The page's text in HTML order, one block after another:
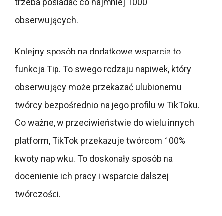
trzeba posiadać co najmniej 1000
obserwujących.
Kolejny sposób na dodatkowe wsparcie to
funkcja Tip. To swego rodzaju napiwek, który
obserwujący może przekazać ulubionemu
twórcy bezpośrednio na jego profilu w TikToku.
Co ważne, w przeciwieństwie do wielu innych
platform, TikTok przekazuje twórcom 100%
kwoty napiwku. To doskonały sposób na
docenienie ich pracy i wsparcie dalszej
twórczości.